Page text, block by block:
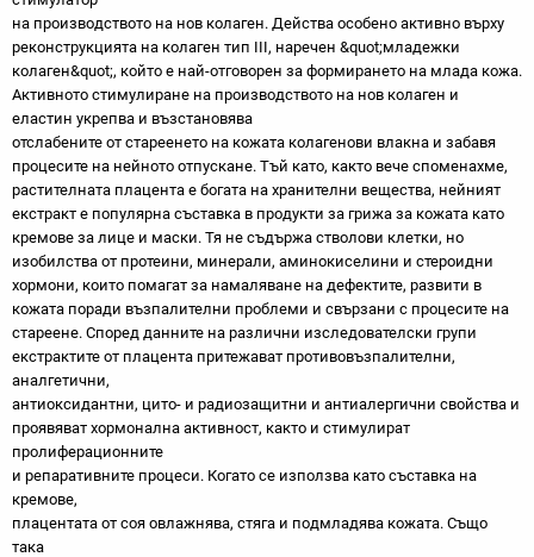
на производството на нов колаген. Действа особено активно върху
реконструкцията на колаген тип III, наречен &quot;младежки
колаген&quot;, който е най-отговорен за формирането на млада кожа.
Активното стимулиране на производството на нов колаген и
еластин укрепва и възстановява
отслабените от стареенето на кожата колагенови влакна и забавя
процесите на нейното отпускане. Тъй като, както вече споменахме,
растителната плацента е богата на хранителни вещества, нейният
екстракт е популярна съставка в продукти за грижа за кожата като
кремове за лице и маски. Тя не съдържа стволови клетки, но
изобилства от протеини, минерали, аминокиселини и стероидни
хормони, които помагат за намаляване на дефектите, развити в
кожата поради възпалителни проблеми и свързани с процесите на
стареене. Според данните на различни изследователски групи
екстрактите от плацента притежават противовъзпалителни,
аналгетични,
антиоксидантни, цито- и радиозащитни и антиалергични свойства и
проявяват хормонална активност, както и стимулират
пролиферационните
и репаративните процеси. Когато се използва като съставка на
кремове,
плацентата от соя овлажнява, стяга и подмладява кожата. Също
така